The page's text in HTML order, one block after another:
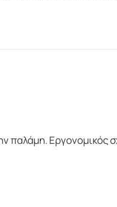
παλάμη. Εργονομικός